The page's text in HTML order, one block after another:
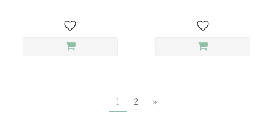
1 2 »